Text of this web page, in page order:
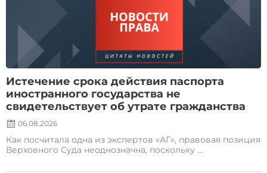
Истечение срока действия паспорта
иностранного государства не
свидетельствует об утрате гражданства
06.08.2026
Как посчитала одна из экспертов «АГ», правовая позиция
Верховного Суда неоднозначна, поскольку ...